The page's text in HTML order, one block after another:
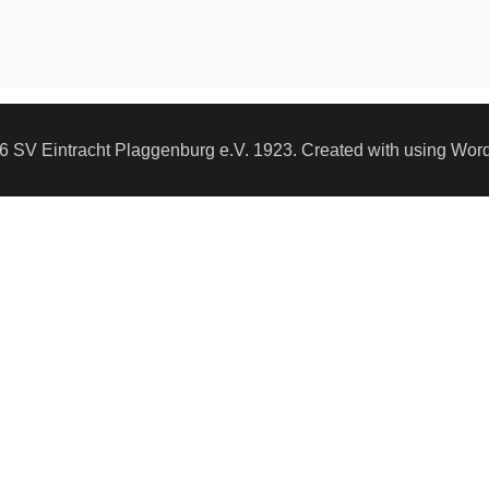
SV Eintracht Plaggenburg e.V. 1923. Created with using